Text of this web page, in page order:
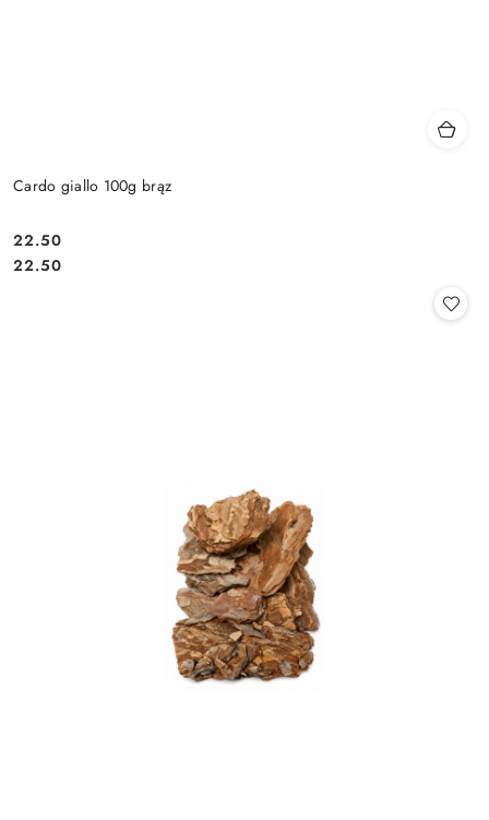
Cardo giallo 100g brąz
Cena:
22.50
Cena:
22.50